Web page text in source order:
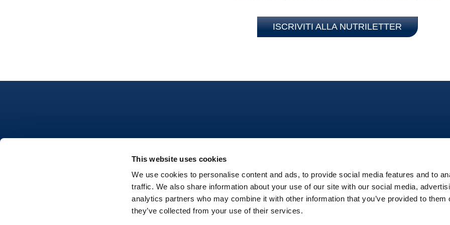
This website uses cookies
We use cookies to personalise content and ads, to provide social media features and to
traffic. We also share information about your use of our site with our social media,
analytics partners who may combine it with other information that you’ve provided to them
they’ve collected from your use of their services.
ISCRIVITI ALLA NUTRILETTER
Seguici su
Dove acquistare Area